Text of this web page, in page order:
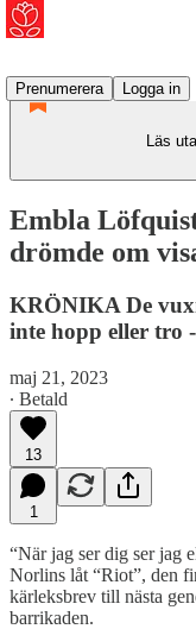
Prenumerera
Logga in
Läs
Embla
drömde om
KRÖNIKA De
inte hopp eller tro
maj 21, 2023
∙ Betald
13
1
“När jag ser dig ser jag
Norlins låt “Riot”, den
kärleksbrev till nästa
barrikaden.